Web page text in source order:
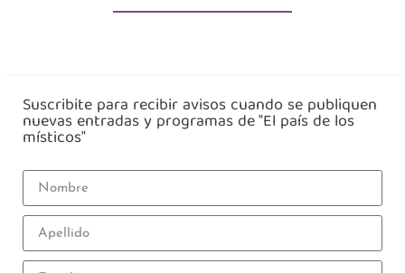
Suscribite para recibir avisos cuando se publiquen
nuevas entradas y programas de "El país de los
místicos"